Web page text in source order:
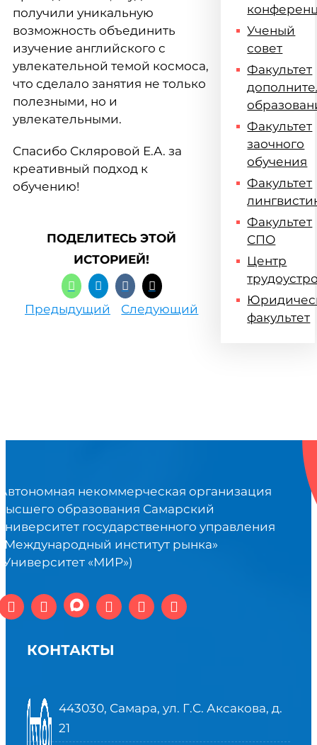
получили уникальную
возможность объединить
изучение английского с
увлекательной темой космоса,
что сделало занятия не только
полезными, но и
увлекательными.
Спасибо Скляровой Е.А. за
креативный подход к
обучению!
ПОДЕЛИТЕСЬ ЭТОЙ
ИСТОРИЕЙ!
Предыдущий Следующий
Ученый
совет
Факультет
Факультет
заочного
обучения
Факультет
Факультет
СПО
Центр
факультет
некоммерческая организация
образования Самарский
государственного управления
институт рынка»
«МИР»)
КОНТАКТЫ
443030, Самара, ул. Г.С. Аксакова, д.
21